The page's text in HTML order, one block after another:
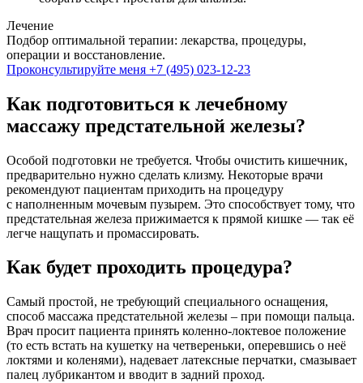
Лечение
Подбор оптимальной терапии: лекарства, процедуры,
операции и восстановление.
Проконсультируйте меня +7 (495) 023-12-23
Как подготовиться к лечебному
массажу предстательной железы?
Особой подготовки не требуется. Чтобы очистить кишечник,
предварительно нужно сделать клизму. Некоторые врачи
рекомендуют пациентам приходить на процедуру
с наполненным мочевым пузырем. Это способствует тому, что
предстательная железа прижимается к прямой кишке — так её
легче нащупать и промассировать.
Как будет проходить процедура?
Самый простой, не требующий специального оснащения,
способ массажа предстательной железы – при помощи пальца.
Врач просит пациента принять коленно-локтевое положение
(то есть встать на кушетку на четвереньки, оперевшись о неё
локтями и коленями), надевает латексные перчатки, смазывает
палец лубрикантом и вводит в задний проход.